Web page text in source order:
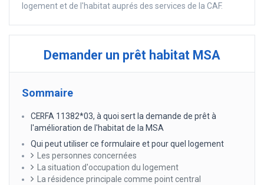
logement et de l'habitat auprés des services de la CAF.
Demander un prêt habitat MSA
Sommaire
CERFA 11382*03, à quoi sert la demande de prêt à
l'amélioration de l'habitat de la MSA
Qui peut utiliser ce formulaire et pour quel logement
Les personnes concernées
La situation d'occupation du logement
La résidence principale comme point central